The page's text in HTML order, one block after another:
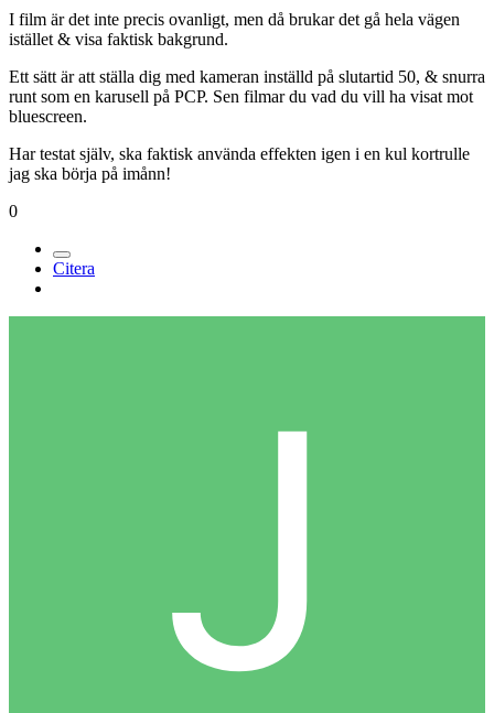
I film är det inte precis ovanligt, men då brukar det gå hela vägen
istället & visa faktisk bakgrund.
Ett sätt är att ställa dig med kameran inställd på slutartid 50, & snurra
runt som en karusell på PCP. Sen filmar du vad du vill ha visat mot
bluescreen.
Har testat själv, ska faktisk använda effekten igen i en kul kortrulle
jag ska börja på imånn!
0
Citera